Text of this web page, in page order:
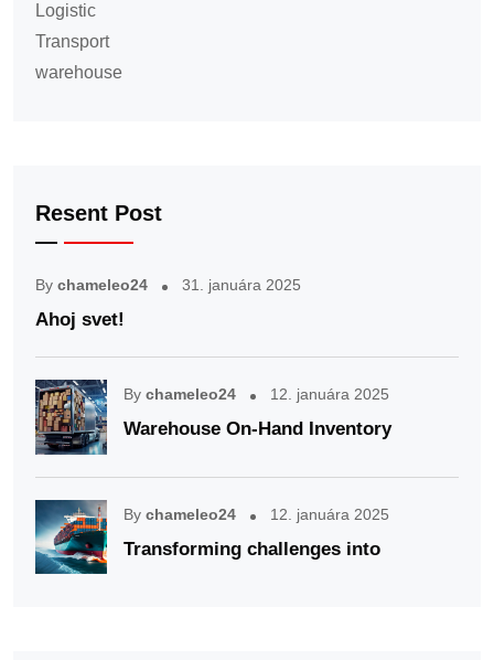
Logistic
Transport
warehouse
Resent Post
By chameleo24 31. januára 2025
Ahoj svet!
By chameleo24 12. januára 2025
Warehouse On-Hand Inventory
By chameleo24 12. januára 2025
Transforming challenges into